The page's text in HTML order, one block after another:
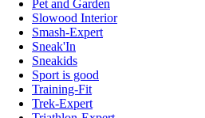
Pet and Garden
Slowood Interior
Smash-Expert
Sneak'In
Sneakids
Sport is good
Training-Fit
Trek-Expert